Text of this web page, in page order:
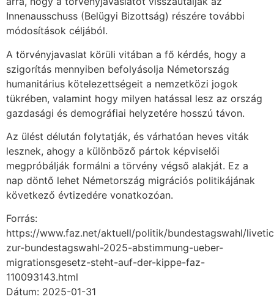
Innenausschuss (Belügyi Bizottság) részére további
módosítások céljából.
A törvényjavaslat körüli vitában a fő kérdés, hogy a
szigorítás mennyiben befolyásolja Németország
humanitárius kötelezettségeit a nemzetközi jogok
tükrében, valamint hogy milyen hatással lesz az ország
gazdasági és demográfiai helyzetére hosszú távon.
Az ülést délután folytatják, és várhatóan heves viták
lesznek, ahogy a különböző pártok képviselői
megpróbálják formálni a törvény végső alakját. Ez a
nap döntő lehet Németország migrációs politikájának
következő évtizedére vonatkozóan.
Forrás:
https://www.faz.net/aktuell/politik/bundestagswahl/
zur-bundestagswahl-2025-abstimmung-ueber-
migrationsgesetz-steht-auf-der-kippe-faz-
110093143.html
Dátum: 2025-01-31